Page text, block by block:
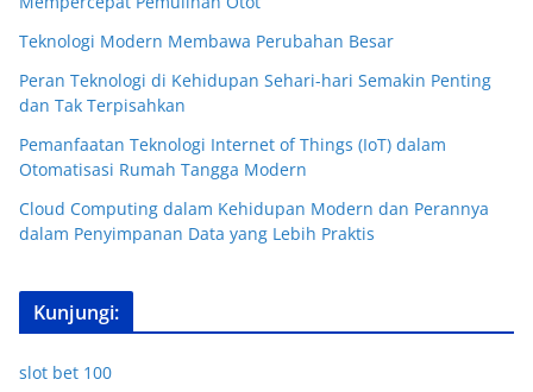
Teknologi Modern Membawa Perubahan Besar
Peran Teknologi di Kehidupan Sehari-hari Semakin Penting
dan Tak Terpisahkan
Pemanfaatan Teknologi Internet of Things (IoT) dalam
Otomatisasi Rumah Tangga Modern
Cloud Computing dalam Kehidupan Modern dan Perannya
dalam Penyimpanan Data yang Lebih Praktis
Kunjungi:
slot bet 100